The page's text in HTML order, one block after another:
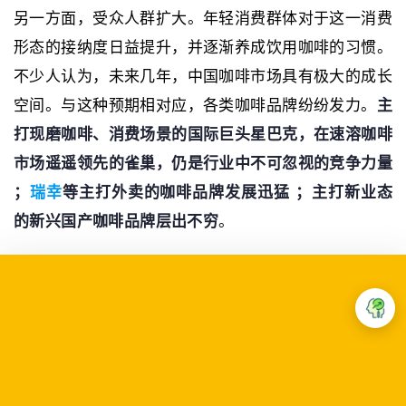
另一方面，受众人群扩大。年轻消费群体对于这一消费
形态的接纳度日益提升，并逐渐养成饮用咖啡的习惯。
不少人认为，未来几年，中国咖啡市场具有极大的成长
空间。与这种预期相对应，各类咖啡品牌纷纷发力。 主
打现磨咖啡、消费场景的国际巨头星巴克，在速溶咖啡
市场遥遥领先的雀巢，仍是行业中不可忽视的竞争力量
； 瑞幸等主打外卖的咖啡品牌发展迅猛 ；主打新业态
的新兴国产咖啡品牌层出不穷。